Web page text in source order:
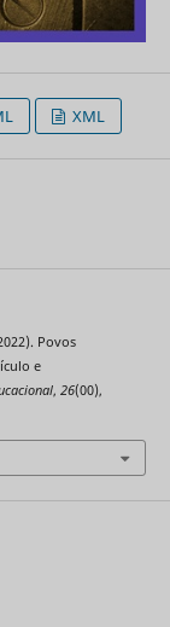
XML
Povos
e
, 26(00),